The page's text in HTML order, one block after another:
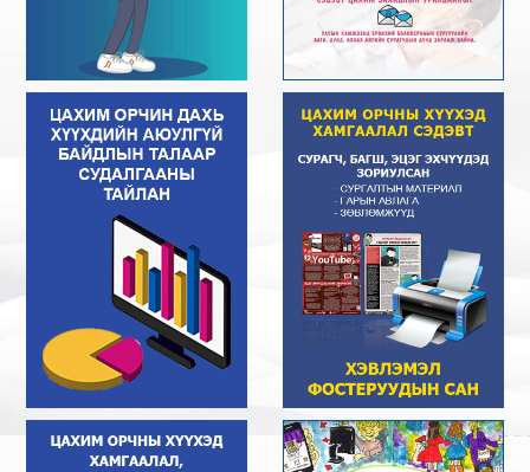
2024-01-21
Эх сур:
Facebook-ийн Profile хаягийн тохиргоо
хийх зааварчилгаа
2024-01-10
Эх сур:ХХЗХ
"ЦАХИМ АЮУЛГҮЙ БАЙДАЛ" АРГА ХЭМЖЭЭ
БОЛЛОО
2023-12-15
Эх сур:ХХЗХ
Санготой хамтдаа цахим аюулгүй байдлаа
хамгаалъя
2023-12-15
Багшид зориулсан гарын авлага